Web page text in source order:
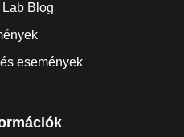
Blog
események